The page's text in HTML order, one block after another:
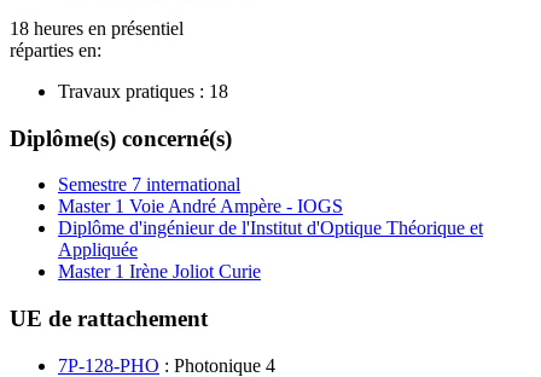
18 heures en présentiel
réparties en:
Travaux pratiques : 18
Diplôme(s) concerné(s)
Semestre 7 international
Master 1 Voie André Ampère - IOGS
Diplôme d'ingénieur de l'Institut d'Optique Théorique et
Appliquée
Master 1 Irène Joliot Curie
UE de rattachement
7P-128-PHO : Photonique 4